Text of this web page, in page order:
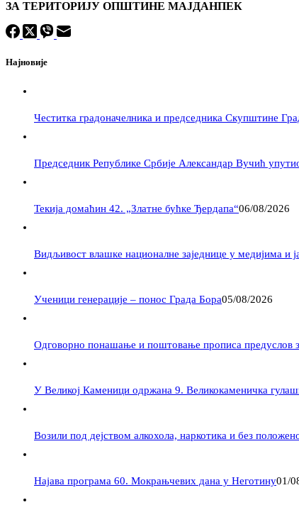
ЗА ТЕРИТОРИЈУ ОПШТИНЕ МАЈДАНПЕК
Најновије
Честитка градоначелника и председника Скупштине
Председник Републике Србије Александар Вучић
Текија домаћин 42. „Златне бућке Ђердапа“06/08/2026
Видљивост влашке националне заједнице у медијима
Ученици генерације – понос Града Бора05/08/2026
Одговорно понашање и поштовање прописа предуслов
У Великој Каменици одржана 9. Великокаменичка
Возили под дејством алкохола, наркотика и без
Најава програма 60. Мокрањчевих дана у Неготину01/